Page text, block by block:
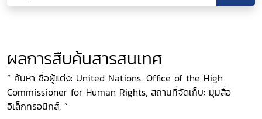
ผลการสืบค้นสารสนเทศ
“ ค้นหา ชื่อผู้แต่ง: United Nations. Office of the High
Commissioner for Human Rights, สถานที่จัดเก็บ: มุมสื่อ
อิเล็กทรอนิกส์, ”